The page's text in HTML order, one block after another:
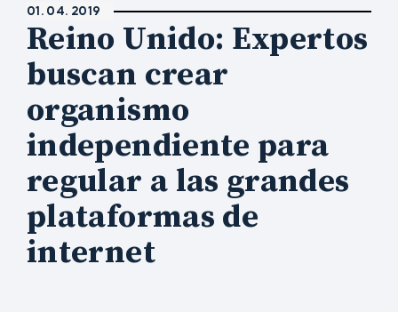
01. 04. 2019
Reino Unido: Expertos
buscan crear
organismo
independiente para
regular a las grandes
plataformas de
internet